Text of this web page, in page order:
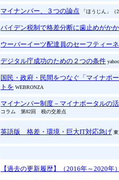
マイナンバー、３つの論点 「ほうじん」（
バイデン税制で格差分断に歯止めがか
ウーバーイーツ配達員のセーフティー
デジタル庁成功のための２つの条件
国民・政府・民間をつなぐ「マイナポ
トを WEBRONZA
マイナンバー制度－マイナポータルの
コラム 第82回 税の交差点
英語版 格差・環境・巨大IT対応急げ
【過去の更新履歴】（2016年～2020年